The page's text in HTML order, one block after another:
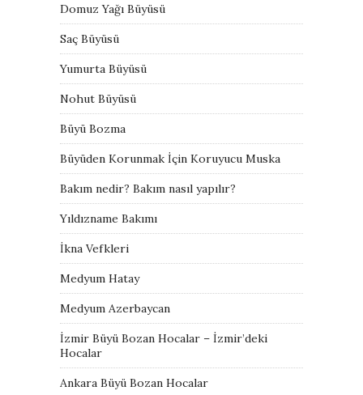
Domuz Yağı Büyüsü
Saç Büyüsü
Yumurta Büyüsü
Nohut Büyüsü
Büyü Bozma
Büyüden Korunmak İçin Koruyucu Muska
Bakım nedir? Bakım nasıl yapılır?
Yıldızname Bakımı
İkna Vefkleri
Medyum Hatay
Medyum Azerbaycan
İzmir Büyü Bozan Hocalar – İzmir’deki
Hocalar
Ankara Büyü Bozan Hocalar